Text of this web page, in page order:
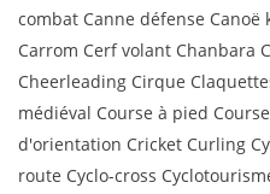
combat Canne défense Canoë
Carrom Cerf volant Chanbara
Cheerleading Cirque
médiéval Course à pied
d'orientation Cricket Curling
route Cyclo-cross